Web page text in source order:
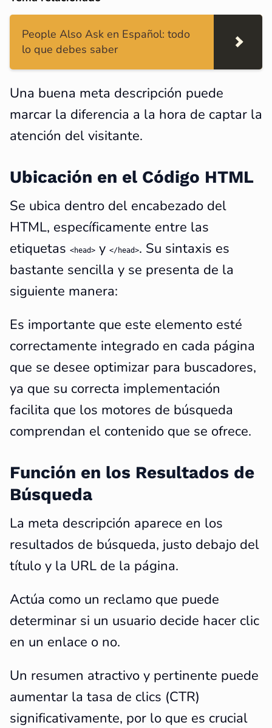
People Also Ask en Español: todo
lo que debes saber
Una buena meta descripción puede
marcar la diferencia a la hora de captar la
atención del visitante.
Ubicación en el Código HTML
Se ubica dentro del encabezado del
HTML, específicamente entre las
etiquetas <head> y </head>. Su sintaxis es
bastante sencilla y se presenta de la
siguiente manera:
Es importante que este elemento esté
correctamente integrado en cada página
que se desee optimizar para buscadores,
ya que su correcta implementación
facilita que los motores de búsqueda
comprendan el contenido que se ofrece.
Función en los Resultados de
Búsqueda
La meta descripción aparece en los
resultados de búsqueda, justo debajo del
título y la URL de la página.
Actúa como un reclamo que puede
determinar si un usuario decide hacer clic
en un enlace o no.
Un resumen atractivo y pertinente puede
aumentar la tasa de clics (CTR)
significativamente, por lo que es crucial